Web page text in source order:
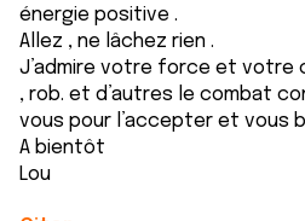
énergie positive .
Allez , ne lâchez rien .
J’admire votre force et votre
, rob. et d’autres le combat
vous pour l’accepter et vous
A bientôt
Lou